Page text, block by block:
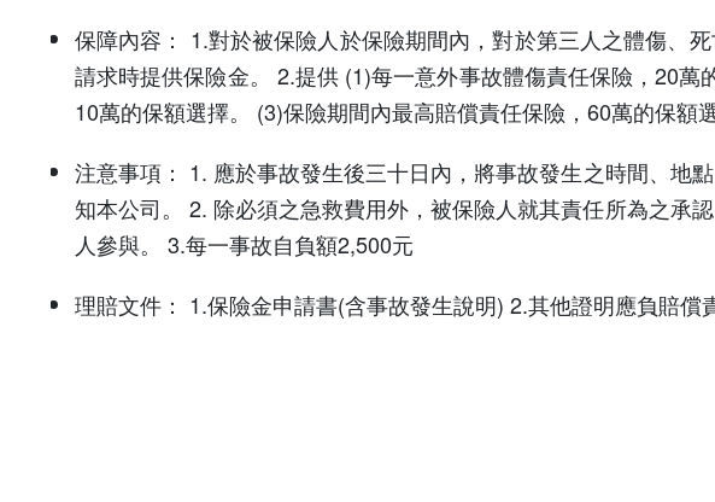
保障內容： 1.對於被保險人於保險期間內，對於第三人之體傷、
請求時提供保險金。 2.提供 (1)每一意外事故體傷責任保險，20萬
10萬的保額選擇。 (3)保險期間內最高賠償責任保險，60萬的保額選
注意事項： 1. 應於事故發生後三十日內，將事故發生之時間、地
知本公司。 2. 除必須之急救費用外，被保險人就其責任所為之承
人參與。 3.每一事故自負額2,500元
理賠文件： 1.保險金申請書(含事故發生說明) 2.其他證明應負賠償